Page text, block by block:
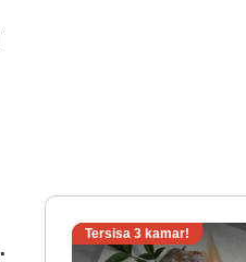
Tersisa 3 kamar!